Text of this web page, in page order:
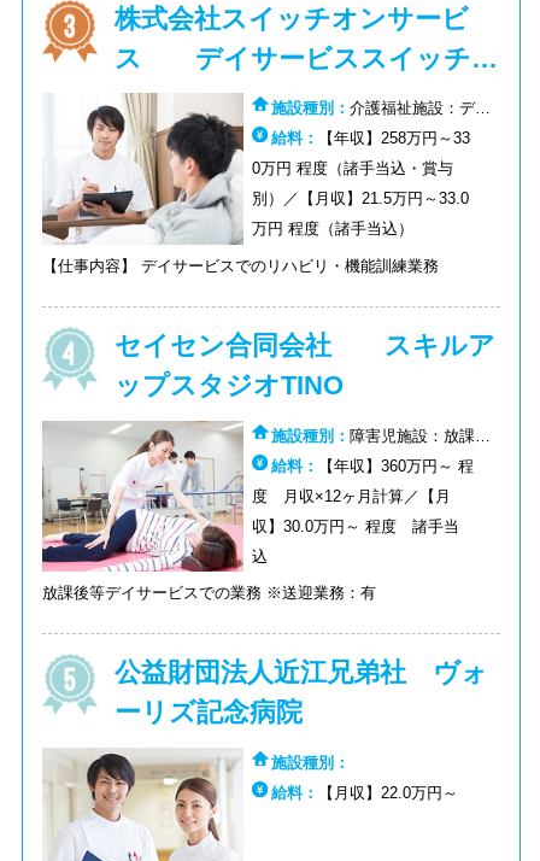
株式会社スイッチオンサービ
ス デイサービススイッチオ
ン南風
施設種別：介護福祉施設：デイ
サービス（通所介護）
給料：
【年収】258万円～33
0万円 程度（諸手当込・賞与
別）／【月収】21.5万円～33.0
万円 程度（諸手当込）
【仕事内容】 デイサービスでのリハビリ・機能訓練業務
セイセン合同会社 スキルア
ップスタジオTINO
施設種別： 障害児施設：放課後
等デイサービス
給料：
【年収】360万円～ 程
度 月収×12ヶ月計算／【月
収】30.0万円～ 程度 諸手当
込
放課後等デイサービスでの業務 ※送迎業務：有
公益財団法人近江兄弟社 ヴォ
ーリズ記念病院
施設種別：
給料：
【月収】22.0万円～